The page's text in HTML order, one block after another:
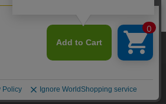
Rights Reserved.
における閲覧履歴・属性情報などの取得およ
キー（Cookie）を使用いたします。詳細に
シー